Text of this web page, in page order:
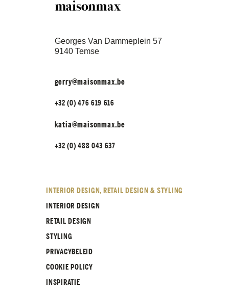
Georges Van Dammeplein 57
9140 Temse
gerry@maisonmax.be
+32 (0) 476 619 616
katia@maisonmax.be
+32 (0) 488 043 637
INTERIOR DESIGN, RETAIL DESIGN & STYLING
INTERIOR DESIGN
RETAIL DESIGN
STYLING
PRIVACYBELEID
COOKIE POLICY
INSPIRATIE